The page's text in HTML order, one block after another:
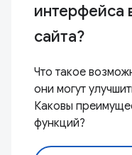
интерфейса
сайта?
Что такое
они могут
Каковы
функций?